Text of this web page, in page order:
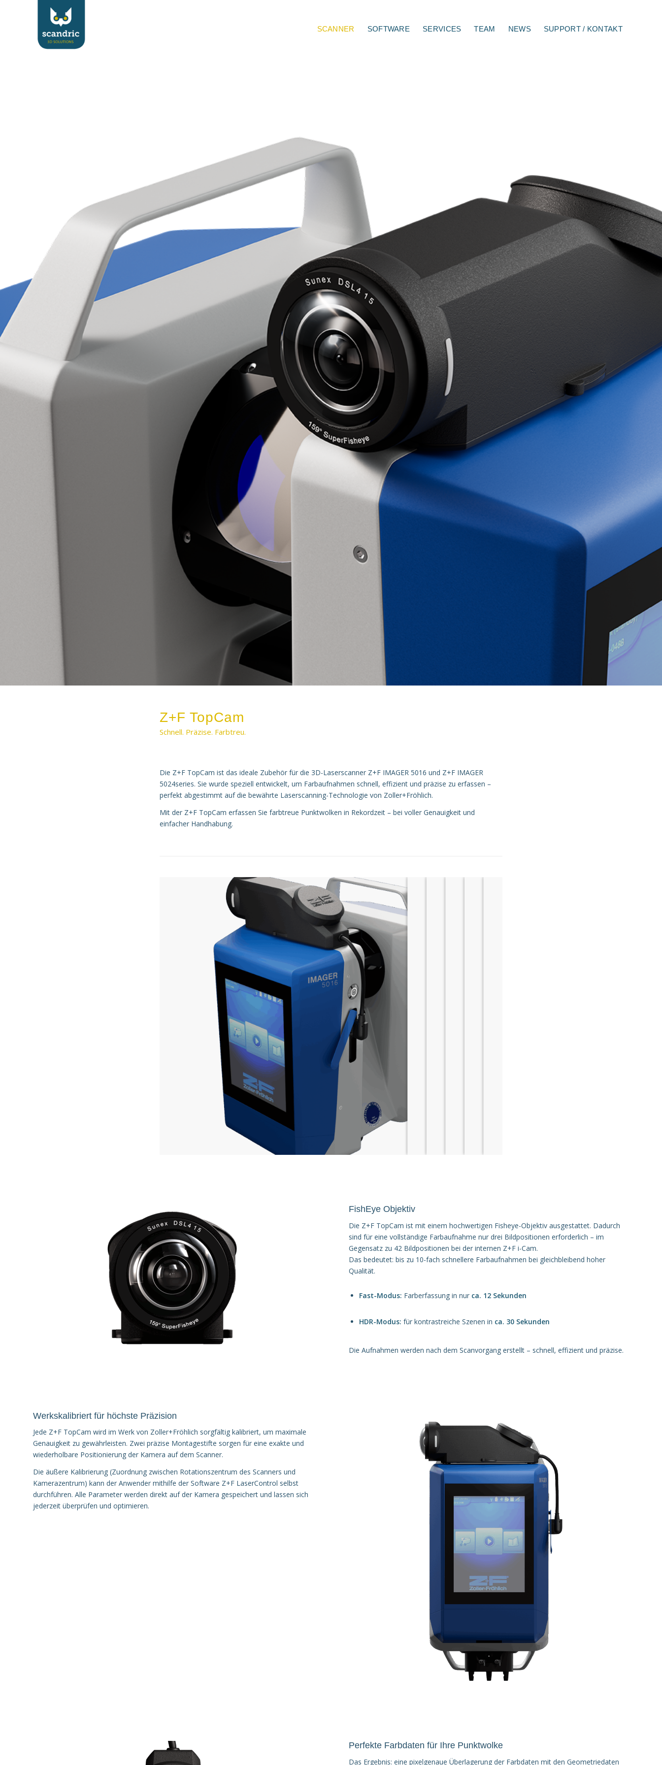
SCANNER SOFTWARE SERVICES TEAM NEWS SUPPORT / KONTAKT
Z+F TopCam
Schnell. Präzise. Farbtreu.
Die Z+F TopCam ist das ideale Zubehör für die 3D-Laserscanner Z+F IMAGER 5016 und Z+F IMAGER
5024series. Sie wurde speziell entwickelt, um Farbaufnahmen schnell, effizient und präzise zu erfassen –
perfekt abgestimmt auf die bewährte Laserscanning-Technologie von Zoller+Fröhlich.
Mit der Z+F TopCam erfassen Sie farbtreue Punktwolken in Rekordzeit – bei voller Genauigkeit und
einfacher Handhabung.
FishEye Objektiv
Die Z+F TopCam ist mit einem hochwertigen Fisheye-Objektiv ausgestattet. Dadurch
sind für eine vollständige Farbaufnahme nur drei Bildpositionen erforderlich – im
Gegensatz zu 42 Bildpositionen bei der internen Z+F i-Cam.
Das bedeutet: bis zu 10-fach schnellere Farbaufnahmen bei gleichbleibend hoher
Qualität.
Fast-Modus: Farberfassung in nur ca. 12 Sekunden
HDR-Modus: für kontrastreiche Szenen in ca. 30 Sekunden
Die Aufnahmen werden nach dem Scanvorgang erstellt – schnell, effizient und präzise.
Werkskalibriert für höchste Präzision
Jede Z+F TopCam wird im Werk von Zoller+Fröhlich sorgfältig kalibriert, um maximale
Genauigkeit zu gewährleisten. Zwei präzise Montagestifte sorgen für eine exakte und
wiederholbare Positionierung der Kamera auf dem Scanner.
Die äußere Kalibrierung (Zuordnung zwischen Rotationszentrum des Scanners und
Kamerazentrum) kann der Anwender mithilfe der Software Z+F LaserControl selbst
durchführen. Alle Parameter werden direkt auf der Kamera gespeichert und lassen sich
jederzeit überprüfen und optimieren.
Perfekte Farbdaten für Ihre Punktwolke
Das Ergebnis: eine pixelgenaue Überlagerung der Farbdaten mit den Geometriedaten